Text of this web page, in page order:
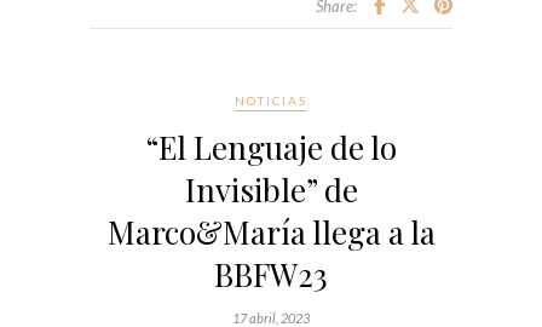
Share:
NOTICIAS
“El Lenguaje de lo
Invisible” de
Marco&María llega a la
BBFW23
17 abril, 2023